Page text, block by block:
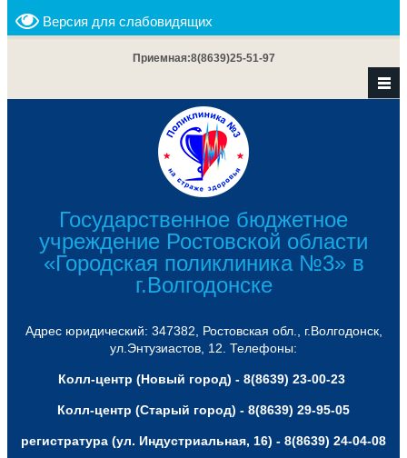
Версия для слабовидящих
Приемная:8(8639)25-51-97
Государственное бюджетное
учреждение Ростовской области
«Городская поликлиника №3» в
г.Волгодонске
Адрес юридический: 347382, Ростовская обл., г.Волгодонск,
ул.Энтузиастов, 12. Телефоны:
Колл-центр (Новый город) - 8(8639) 23-00-23
Колл-центр (Старый город) - 8(8639) 29-95-05
регистратура (ул. Индустриальная, 16) - 8(8639) 24-04-08